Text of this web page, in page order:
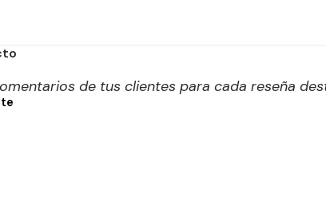
de tus clientes para cada reseña